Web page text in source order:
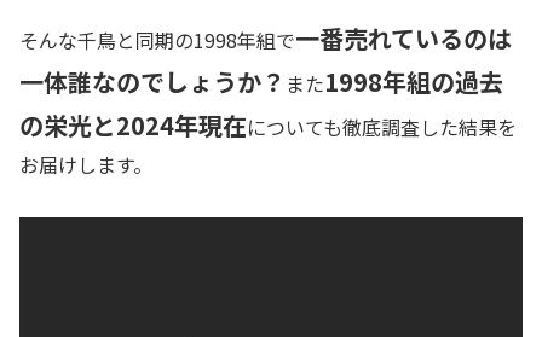
そんな千鳥と同期の1998年組で一番売れているのは
一体誰なのでしょうか？ また1998年組の過去
の栄光と2024年現在についても徹底調査した結果を
お届けします。